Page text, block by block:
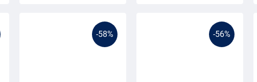
-58% -56%